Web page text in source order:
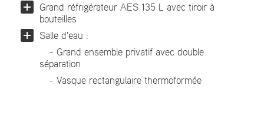
Grand réfrigérateur AES 135 L avec tiroir à
bouteilles
Salle d'eau :
- Grand ensemble privatif avec double
séparation
- Vasque rectangulaire thermoformée